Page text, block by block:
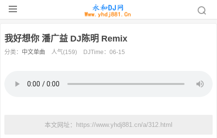
我好想你 潘广益 DJ陈明 Remix
分类： 中文单曲 人气(159) DJTime：06-15
本文网址：https://www.yhdj881.cn/a/312.html